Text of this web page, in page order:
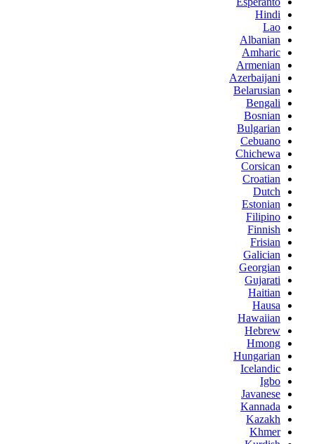
Hindi
Lao
Albanian
Amharic
Armenian
Azerbaijani
Belarusian
Bengali
Bosnian
Bulgarian
Cebuano
Chichewa
Corsican
Croatian
Dutch
Estonian
Filipino
Finnish
Frisian
Galician
Georgian
Gujarati
Haitian
Hausa
Hawaiian
Hebrew
Hmong
Hungarian
Icelandic
Igbo
Javanese
Kannada
Kazakh
Khmer